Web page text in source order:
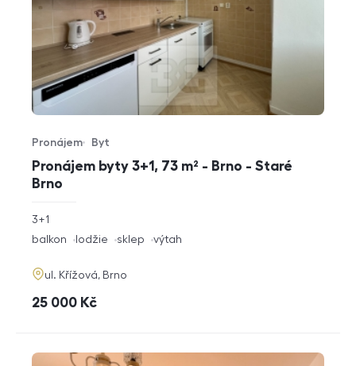
Pronájem byty 3+1, 73 m² - Brno - Staré
Brno
Typ nabídky
Pronájem
Typ nemovitosti
Byt
rozměry
3+1
funkce
balkon lodžie sklep výtah
adresa
ul. Křížová, Brno
cena
25 000 Kč